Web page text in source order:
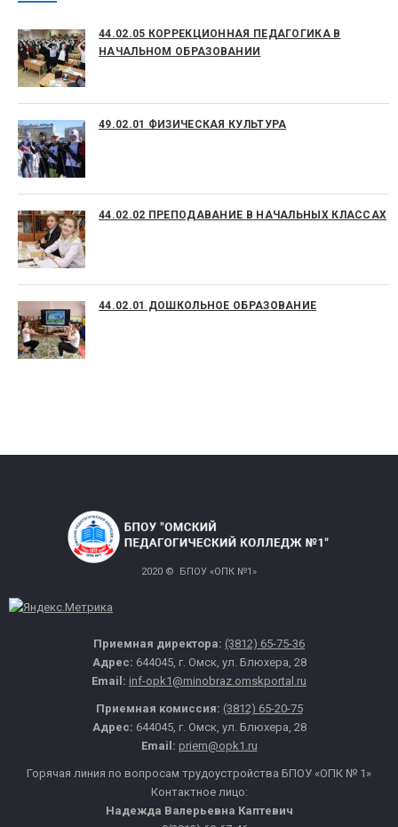
44.02.05 КОРРЕКЦИОННАЯ ПЕДАГОГИКА В
НАЧАЛЬНОМ ОБРАЗОВАНИИ
49.02.01 ФИЗИЧЕСКАЯ КУЛЬТУРА
44.02.02 ПРЕПОДАВАНИЕ В НАЧАЛЬНЫХ КЛАССАХ
44.02.01 ДОШКОЛЬНОЕ ОБРАЗОВАНИЕ
2020 © БПОУ «ОПК №1»
Приемная директора: (3812) 65-75-36
Адрес: 644045, г. Омск, ул. Блюхера, 28
Email: inf-opk1@minobraz.omskportal.ru
Приемная комиссия: (3812) 65-20-75
Адрес: 644045, г. Омск, ул. Блюхера, 28
Email: priem@opk1.ru
Горячая линия по вопросам трудоустройства БПОУ «ОПК № 1»
Контактное лицо:
Надежда Валерьевна Каптевич